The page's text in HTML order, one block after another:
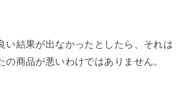
い結果が出なかったとしたら、それは
の商品が悪いわけではありません。